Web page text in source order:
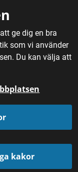
ge dig en bra
som vi använder
Du kan välja att
kakor